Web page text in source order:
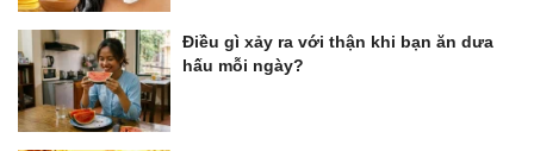
Điều gì xảy ra với thận khi bạn ăn dưa
hấu mỗi ngày?